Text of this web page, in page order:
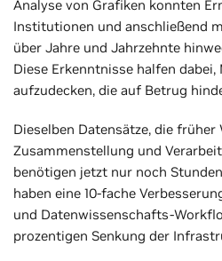
Analyse von Grafiken konnten
Institutionen und anschließend
über Jahre und Jahrzehnte
Diese Erkenntnisse halfen
aufzudecken, die auf Betrug
Dieselben Datensätze, die
Zusammenstellung und
benötigen jetzt nur noch
haben eine 10-fache
und Datenwissenschafts-
prozentigen Senkung der